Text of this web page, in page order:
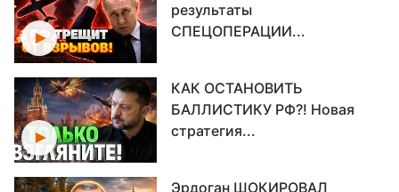
результаты
СПЕЦОПЕРАЦИИ...
КАК ОСТАНОВИТЬ
БАЛЛИСТИКУ РФ?! Новая
стратегия...
Эрдоган ШОКИРОВАЛ